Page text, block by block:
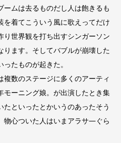
ムは去るものだし人は飽きるも
着てこういう風に歌えってだけ
り世界観を打ち出すシンガーソン
ります。そしてバブルが崩壊した
たものが起きた。
数のステージに多くのアーティ
モーニング娘。が出演したとき集
たといったとかいうのあったそう
物心ついた人はいまアラサ―ぐら